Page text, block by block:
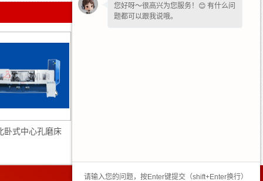
卧式中心孔磨床
您好呀～很高兴为您服务！😊 有什么问
题都可以跟我说哦。